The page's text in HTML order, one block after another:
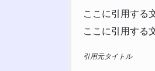
ここに引用する
ここに引用する
引用元タイトル